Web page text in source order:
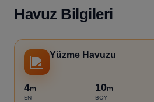
Havuz Bilgileri
Yüzme Havuzu
4m
EN
10m
BOY